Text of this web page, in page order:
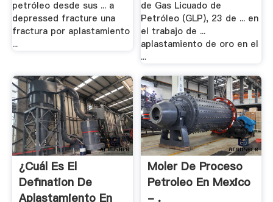
petróleo desde sus ... a
depressed fracture una
fractura por aplastamiento
...
de Gas Licuado de
Petróleo (GLP), 23 de ... en
el trabajo de ...
aplastamiento de oro en el
...
¿cuál Es El
Defination De
Aplastamiento En
Moler De Proceso
Petroleo En Mexico
- .